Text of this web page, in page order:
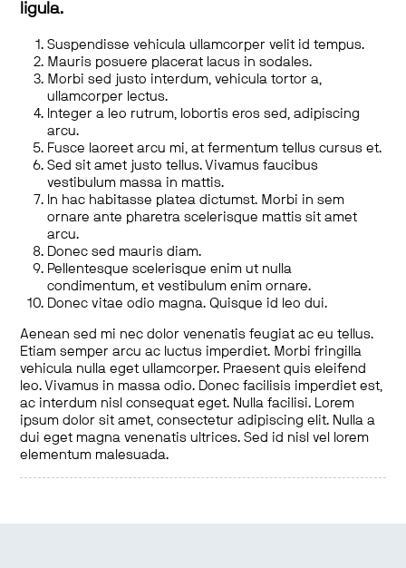
ligula.
Suspendisse vehicula ullamcorper velit id tempus.
Mauris posuere placerat lacus in sodales.
Morbi sed justo interdum, vehicula tortor a,
ullamcorper lectus.
Integer a leo rutrum, lobortis eros sed, adipiscing
arcu.
Fusce laoreet arcu mi, at fermentum tellus cursus et.
Sed sit amet justo tellus. Vivamus faucibus
vestibulum massa in mattis.
In hac habitasse platea dictumst. Morbi in sem
ornare ante pharetra scelerisque mattis sit amet
arcu.
Donec sed mauris diam.
Pellentesque scelerisque enim ut nulla
condimentum, et vestibulum enim ornare.
Donec vitae odio magna. Quisque id leo dui.
Aenean sed mi nec dolor venenatis feugiat ac eu tellus.
Etiam semper arcu ac luctus imperdiet. Morbi fringilla
vehicula nulla eget ullamcorper. Praesent quis eleifend
leo. Vivamus in massa odio. Donec facilisis imperdiet est,
ac interdum nisl consequat eget. Nulla facilisi. Lorem
ipsum dolor sit amet, consectetur adipiscing elit. Nulla a
dui eget magna venenatis ultrices. Sed id nisl vel lorem
elementum malesuada.